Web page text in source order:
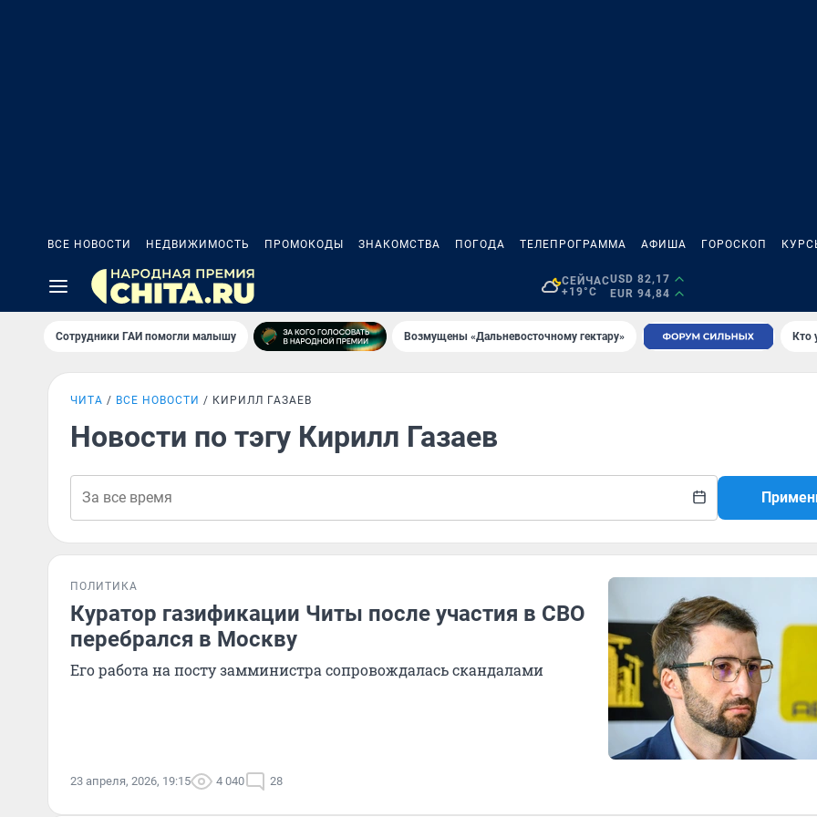
ВСЕ НОВОСТИ НЕДВИЖИМОСТЬ ПРОМОКОДЫ ЗНАКОМСТВА ПОГОДА ТЕЛЕПРОГРАММА АФИША ГОРОСКОП
СЕЙЧАС
+19°C
USD 82,17
EUR 94,84
Сотрудники ГАИ помогли малышу Возмущены «Дальневосточному гектару» Кто
ЧИТА ВСЕ НОВОСТИ КИРИЛЛ ГАЗАЕВ
Новости по тэгу Кирилл Газаев
ПОЛИТИКА
Куратор газификации Читы после участия в СВО
перебрался в Москву
Его работа на посту замминистра сопровождалась скандалами
23 апреля, 2026, 19:15 4 040 28